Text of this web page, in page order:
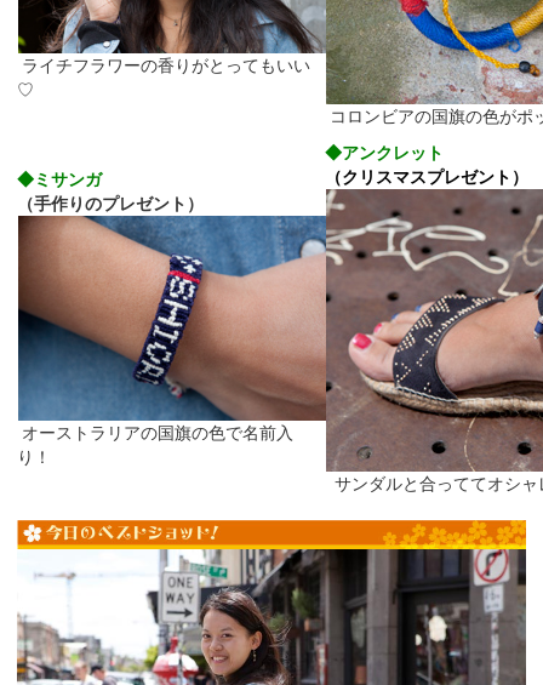
ライチフラワーの香りがとってもいい
♡
コロンビアの国旗の色がポ
◆ミサンガ
（手作りのプレゼント）
オーストラリアの国旗の色で名前入
り！
◆アンクレット
（クリスマスプレゼント）
サンダルと合っててオシャ